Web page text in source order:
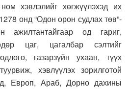
хэвлэлийг хөгжүүлэхэд их
онд “Одон орон судлах төв”-
ажилтантайгаар од гариг,
цаг, цагалбар сэлтийг
газарзүйн ухаан, түүх
хэвлүүлэх зорилготой
Европ, Араб, Дорно дахины